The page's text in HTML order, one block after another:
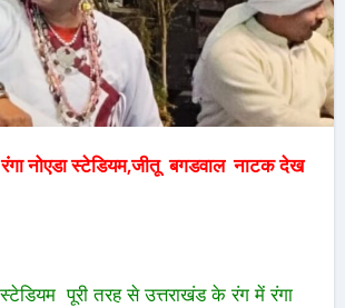
स्टेडियम पूरी तरह से उत्तराखंड के रंग में रंगा